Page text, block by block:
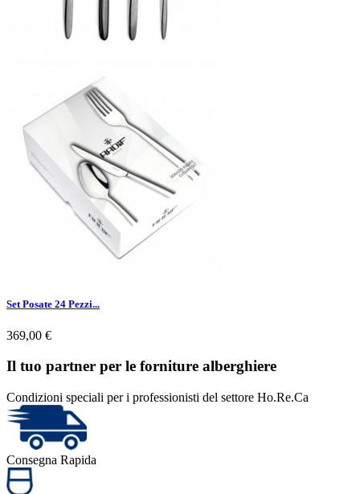
Set Posate 24 Pezzi...
369,00 €
Il tuo partner per le forniture alberghiere
Condizioni speciali per i professionisti del settore Ho.Re.Ca
Consegna Rapida